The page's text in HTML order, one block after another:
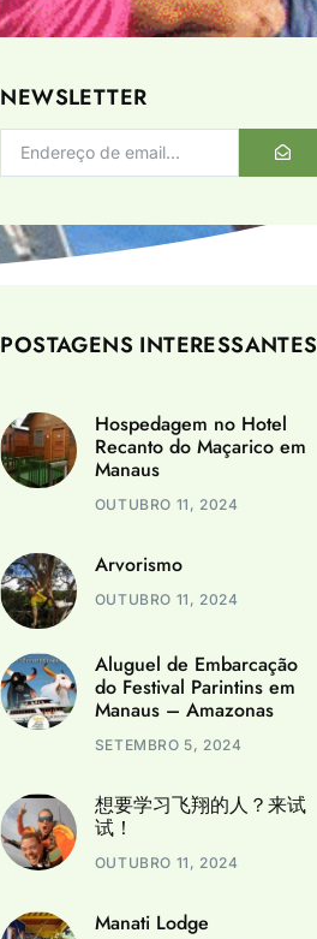
NEWSLETTER
POSTAGENS INTERESSANTES
Hospedagem no Hotel
Recanto do Maçarico em
Manaus
OUTUBRO 11, 2024
Arvorismo
OUTUBRO 11, 2024
Aluguel de Embarcação
do Festival Parintins em
Manaus – Amazonas
SETEMBRO 5, 2024
想要学习飞翔的人？来试
试！
OUTUBRO 11, 2024
Manati Lodge